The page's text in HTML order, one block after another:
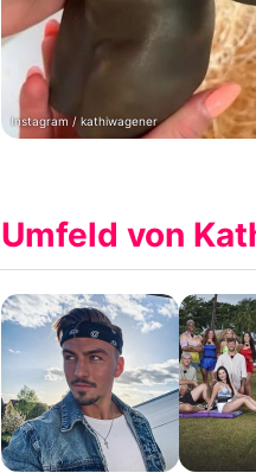
Instagram / kathiwagener
Umfeld von